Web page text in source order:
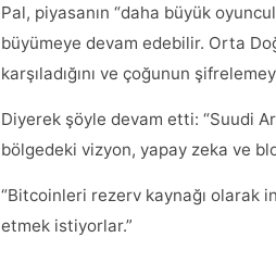
Pal, piyasanın “daha büyük
büyümeye devam edebilir. Orta
karşıladığını ve çoğunun
Diyerek şöyle devam etti: “Suudi
bölgedeki vizyon, yapay zeka ve
“Bitcoinleri rezerv kaynağı olarak
etmek istiyorlar.”